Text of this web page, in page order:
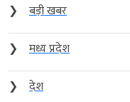
❯
बड़ी खबर
❯
मध्य प्रदेश
❯
देश